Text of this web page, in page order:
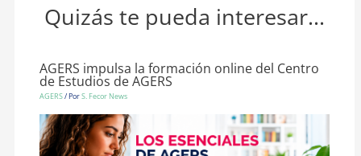
Quizás te pueda interesar...
AGERS impulsa la formación online del Centro
de Estudios de AGERS
AGERS/ PorS. Fecor News